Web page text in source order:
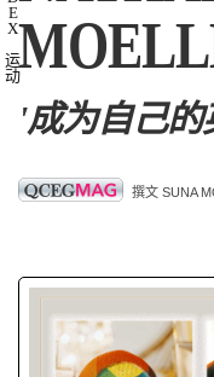
E
X
运
动
'成为自己的
撰文 SUNA